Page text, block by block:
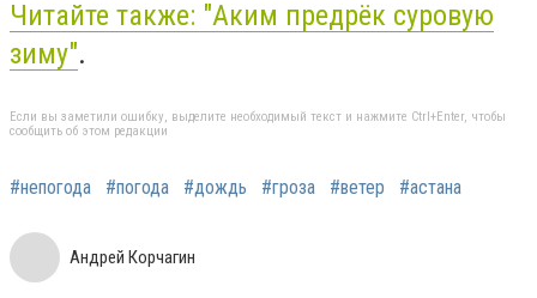
Читайте также: "Аким предрёк суровую
зиму".
Если вы заметили ошибку, выделите необходимый текст и нажмите Ctrl+Enter, чтобы
сообщить об этом редакции
#непогода #погода #дождь #гроза #ветер #астана
Андрей Корчагин